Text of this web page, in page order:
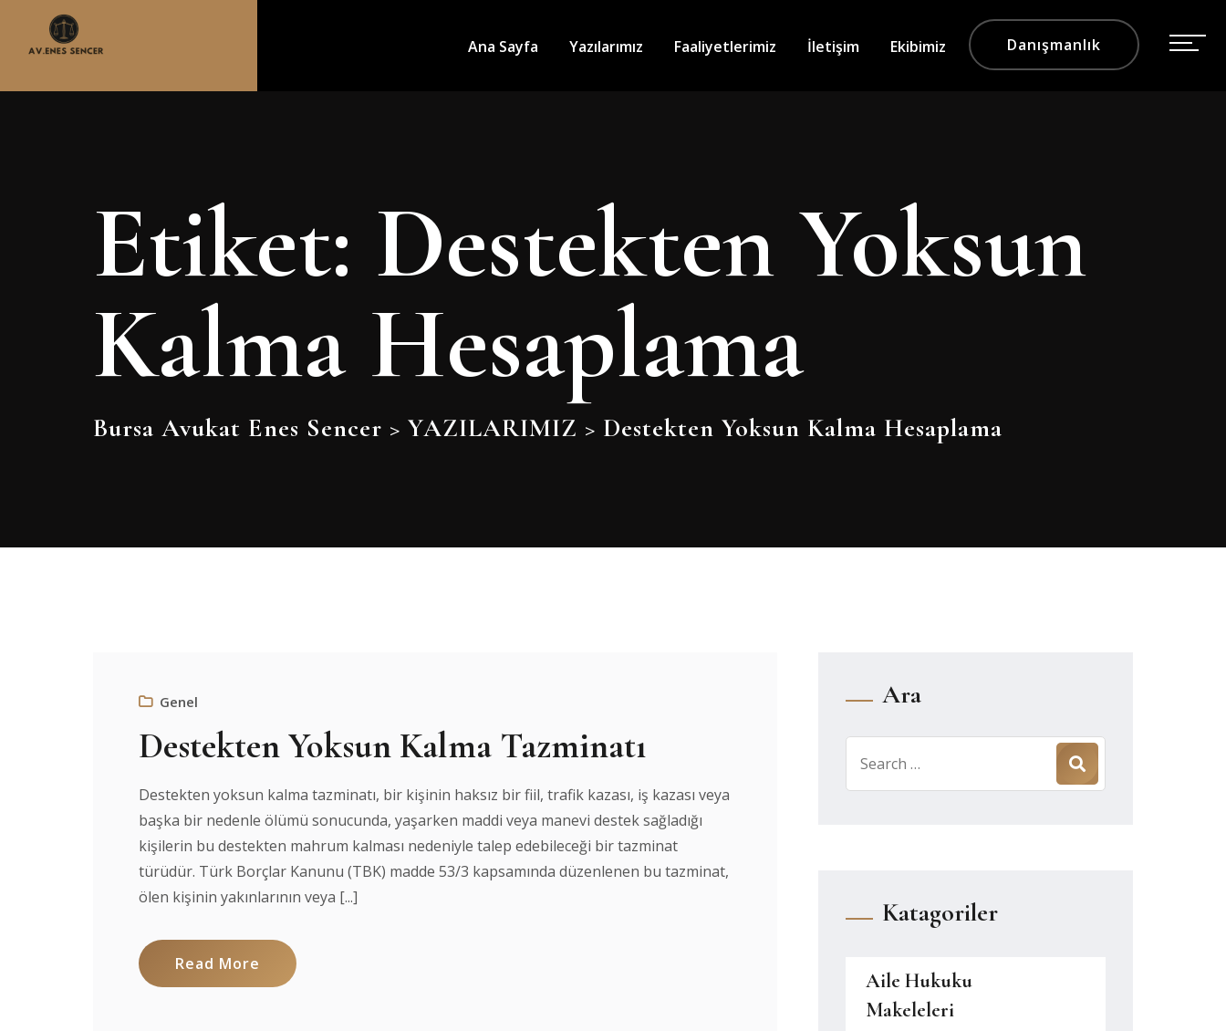
Ana Sayfa Yazılarımız Faaliyetlerimiz İletişim Ekibimiz Danışmanlık
Etiket: Destekten Yoksun
Kalma Hesaplama
Bursa Avukat Enes Sencer > YAZILARIMIZ > Destekten Yoksun Kalma Hesaplama
Genel
Destekten Yoksun Kalma Tazminatı
Destekten yoksun kalma tazminatı, bir kişinin haksız bir fiil, trafik kazası, iş kazası veya
başka bir nedenle ölümü sonucunda, yaşarken maddi veya manevi destek sağladığı
kişilerin bu destekten mahrum kalması nedeniyle talep edebileceği bir tazminat
türüdür. Türk Borçlar Kanunu (TBK) madde 53/3 kapsamında düzenlenen bu tazminat,
ölen kişinin yakınlarının veya [...]
Read More
Ara
for:
Katagoriler
Aile Hukuku
Makeleleri